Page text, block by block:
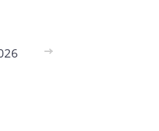
>>